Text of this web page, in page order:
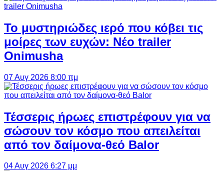
Το μυστηριώδες ιερό που κόβει τις
μοίρες των ευχών: Νέο trailer
Onimusha
07 Αυγ 2026 8:00 πμ
Τέσσερις ήρωες επιστρέφουν για να
σώσουν τον κόσμο που απειλείται
από τον δαίμονα-θεό Balor
04 Αυγ 2026 6:27 μμ